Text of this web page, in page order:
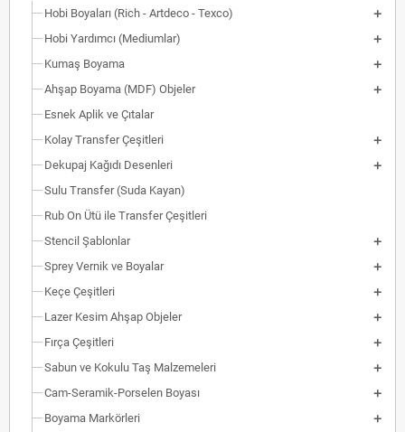
Hobi Boyaları (Rich - Artdeco - Texco)
Hobi Yardımcı (Mediumlar)
Kumaş Boyama
Ahşap Boyama (MDF) Objeler
Esnek Aplik ve Çıtalar
Kolay Transfer Çeşitleri
Dekupaj Kağıdı Desenleri
Sulu Transfer (Suda Kayan)
Rub On Ütü ile Transfer Çeşitleri
Stencil Şablonlar
Sprey Vernik ve Boyalar
Keçe Çeşitleri
Lazer Kesim Ahşap Objeler
Fırça Çeşitleri
Sabun ve Kokulu Taş Malzemeleri
Cam-Seramik-Porselen Boyası
Boyama Markörleri